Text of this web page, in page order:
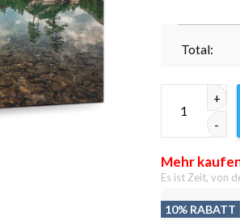
Total:
Kristallklarer
Mehr
Es ist Zeit, von
10% RABATT